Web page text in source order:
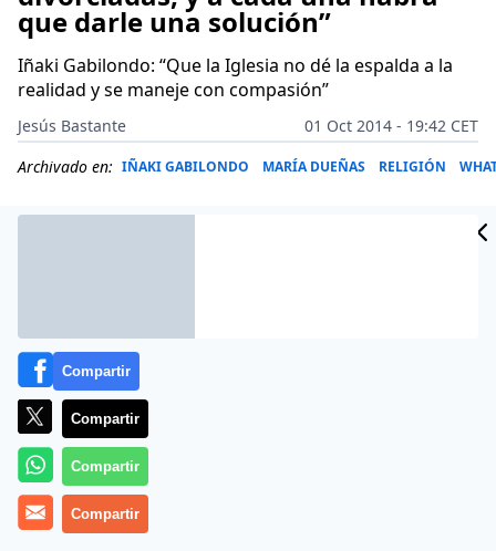
que darle una solución”
Iñaki Gabilondo: “Que la Iglesia no dé la espalda a la
realidad y se maneje con compasión”
Jesús Bastante
01 Oct 2014 - 19:42 CET
Archivado en: IÑAKI GABILONDO MARÍA DUEÑAS RELIGIÓN
Más información
Compartir
Compartir
Compartir
Compartir